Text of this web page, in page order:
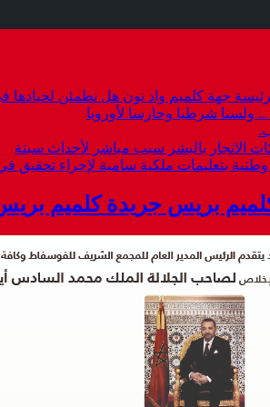
جهة كلميم واد نون هل نطمئن لحيادها في
شرطيا وحارسا لأوروبا
الاتجار بالبشر سبب مباشر لأحداث سبتة
وطنية بتعليمات ملكية سامية لإجراء تحقيق
بريس جريدة كلميم